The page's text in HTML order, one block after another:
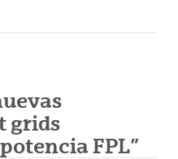
grids
FPL”